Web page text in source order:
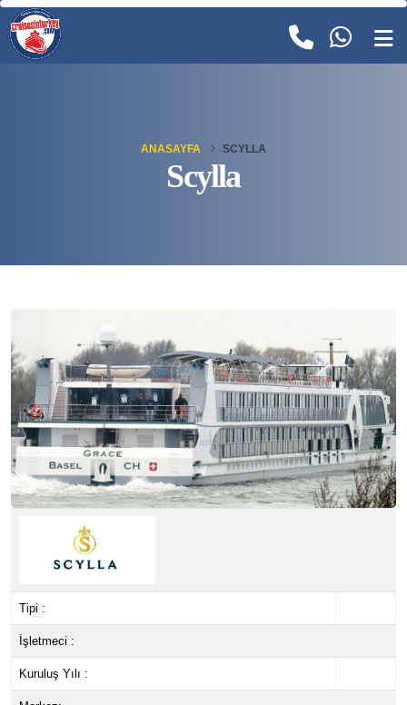
Scylla
ANASAYFA SCYLLA
Tipi :
İşletmeci :
Kuruluş Yılı :